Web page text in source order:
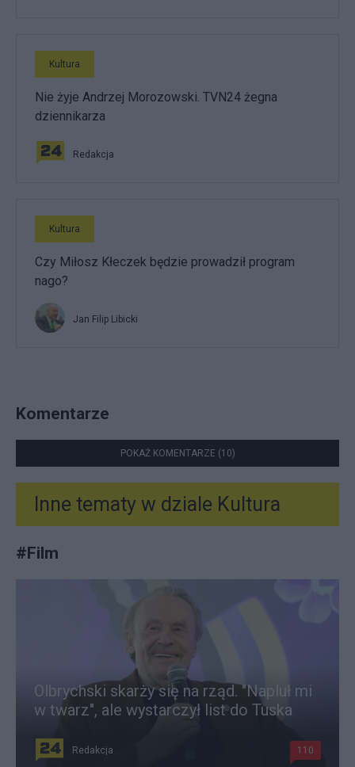
Kultura
Nie żyje Andrzej Morozowski. TVN24 żegna
dziennikarza
Redakcja
Kultura
Czy Miłosz Kłeczek będzie prowadził program
nago?
Jan Filip Libicki
Komentarze
POKAŻ KOMENTARZE (10)
Inne tematy w dziale Kultura
#Film
Olbrychski skarży się na rząd. "Napluł mi
w twarz", ale wystarczył list do Tuska
Redakcja 110